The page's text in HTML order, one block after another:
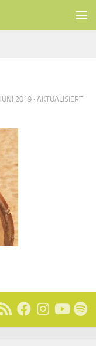
2019 · AKTUALISIERT